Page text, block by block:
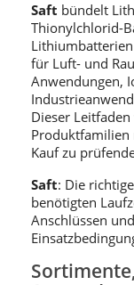
Saft bündelt
Thionylchlorid-
Lithiumbatterien
für Luft- und
Anwendungen,
Dieser
Produktfamilien
Kauf zu
Saft: Die
benötigten
Anschlüssen